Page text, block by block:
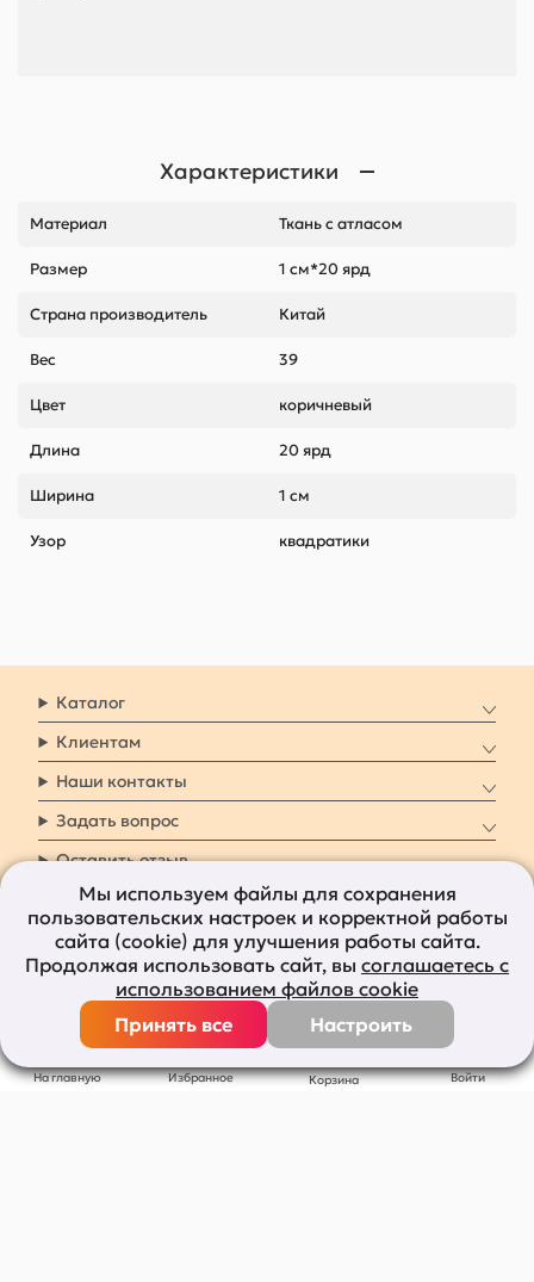
На главную Избранное Корзина Войти
Характеристики
Материал Ткань с атласом
Размер 1 см*20 ярд
Страна производитель Китай
Вес 39
Цвет коричневый
Длина 20 ярд
Ширина 1 см
Узор квадратики
Каталог
Клиентам
Наши контакты
Задать вопрос
Оставить отзыв
8 800 7009 161 Заказать звонок
Наши социальные
сети
Все права защищены © 2011-2026bolshepodarkov.ru
Мы используем файлы для сохранения
пользовательских настроек и корректной работы
сайта (cookie) для улучшения работы сайта.
Продолжая использовать сайт, вы соглашаетесь с
использованием файлов cookie
Принять все
Настроить